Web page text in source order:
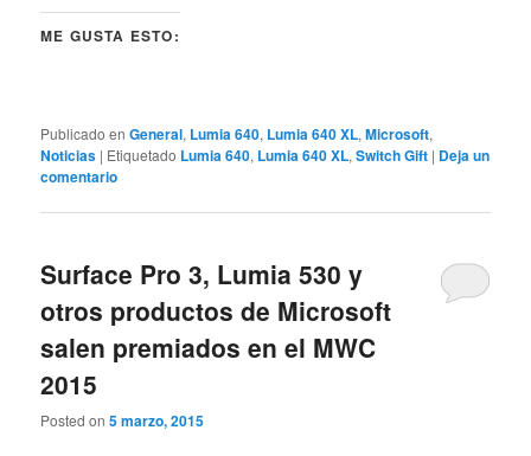
ME GUSTA ESTO:
Publicado en General, Lumia 640, Lumia 640 XL,Microsoft,
Noticias | Etiquetado Lumia 640, Lumia 640 XL,Switch Gift | Deja un
comentario
Surface Pro 3, Lumia 530 y
otros productos de Microsoft
salen premiados en el MWC
2015
Posted on5 marzo, 2015